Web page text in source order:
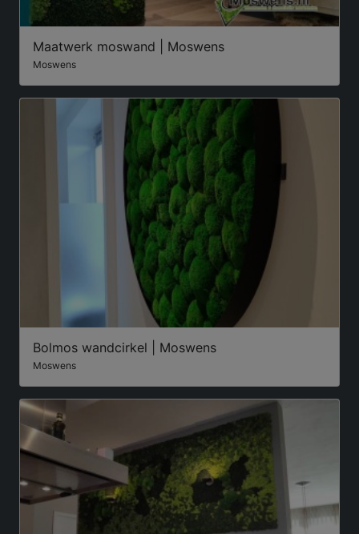
Maatwerk moswand | Moswens
Moswens
Bolmos wandcirkel | Moswens
Moswens